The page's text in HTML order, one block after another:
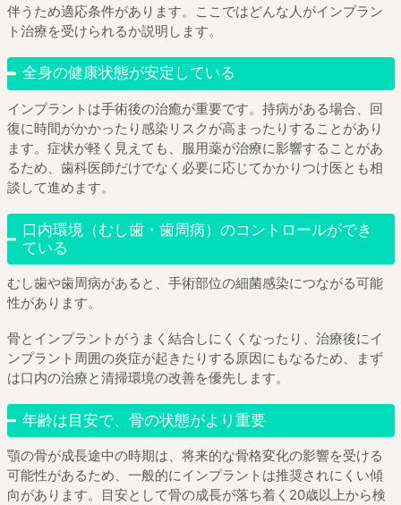
伴うため適応条件があります。ここではどんな人がインプラン
ト治療を受けられるか説明します。
全身の健康状態が安定している
インプラントは手術後の治癒が重要です。持病がある場合、回
復に時間がかかったり感染リスクが高まったりすることがあり
ます。症状が軽く見えても、服用薬が治療に影響することがあ
るため、歯科医師だけでなく必要に応じてかかりつけ医とも相
談して進めます。
口内環境（むし歯・歯周病）のコントロールができ
ている
むし歯や歯周病があると、手術部位の細菌感染につながる可能
性があります。
骨とインプラントがうまく結合しにくくなったり、治療後にイ
ンプラント周囲の炎症が起きたりする原因にもなるため、まず
は口内の治療と清掃環境の改善を優先します。
年齢は目安で、骨の状態がより重要
顎の骨が成長途中の時期は、将来的な骨格変化の影響を受ける
可能性があるため、一般的にインプラントは推奨されにくい傾
向があります。目安として骨の成長が落ち着く20歳以上から検